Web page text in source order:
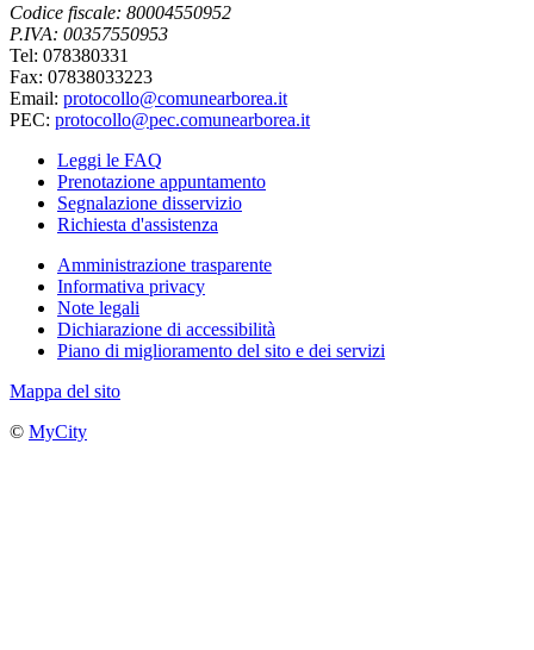
Codice fiscale: 80004550952
P.IVA: 00357550953
Tel: 078380331
Fax: 07838033223
Email: protocollo@comunearborea.it
PEC: protocollo@pec.comunearborea.it
Leggi le FAQ
Prenotazione appuntamento
Segnalazione disservizio
Richiesta d'assistenza
Amministrazione trasparente
Informativa privacy
Note legali
Dichiarazione di accessibilità
Piano di miglioramento del sito e dei servizi
Mappa del sito
© MyCity